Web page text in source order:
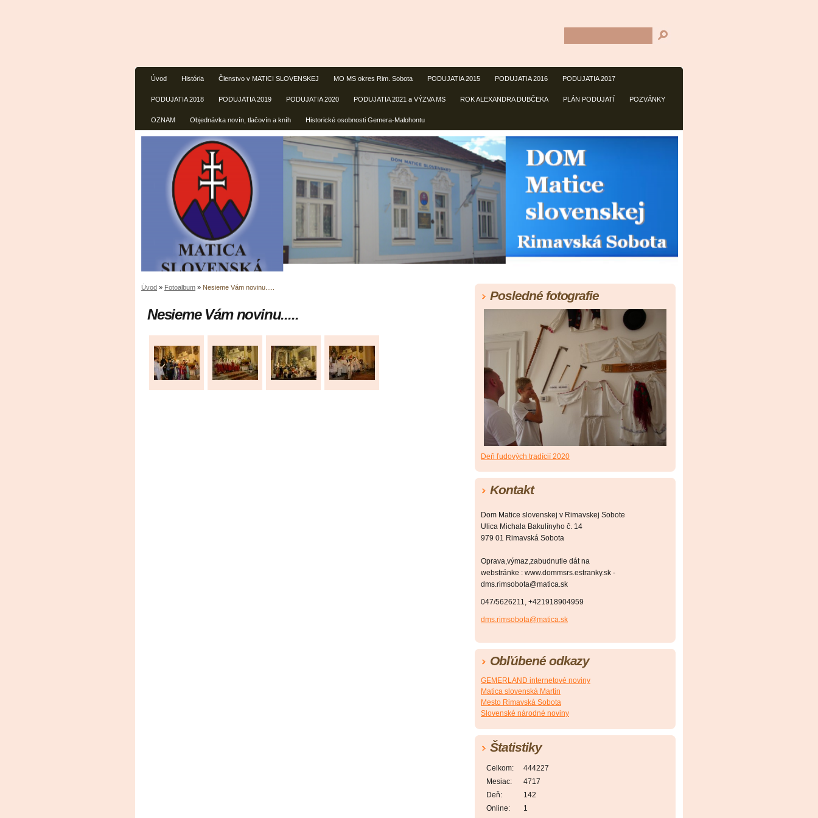
Úvod História Členstvo v MATICI SLOVENSKEJ MO MS okres Rim. Sobota PODUJATIA 2015 PODUJATIA 2016 PODUJATIA 2017
PODUJATIA 2018 PODUJATIA 2019 PODUJATIA 2020 PODUJATIA 2021 a VÝZVA MS ROK ALEXANDRA DUBČEKA PLÁN PODUJATÍ POZVÁNKY
OZNAM Objednávka novín, tlačovín a kníh Historické osobnosti Gemera-Malohontu
Úvod » Fotoalbum » Nesieme Vám novinu.....
Nesieme Vám novinu.....
Posledné fotografie
Deň ľudových tradícií 2020
Kontakt
Dom Matice slovenskej v Rimavskej Sobote
Ulica Michala Bakulínyho č. 14
979 01 Rimavská Sobota
Oprava,výmaz,zabudnutie dát na
webstránke : www.dommsrs.estranky.sk -
dms.rimsobota@matica.sk
047/5626211, +421918904959
dms.rimsobota@matica.sk
Obľúbené odkazy
GEMERLAND internetové noviny
Matica slovenská Martin
Mesto Rimavská Sobota
Slovenské národné noviny
Štatistiky
Online: 1
Celkom:
444227
Mesiac:
4717
Deň:
142